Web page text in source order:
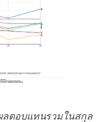
ลตอบแทนรวมในสกุล